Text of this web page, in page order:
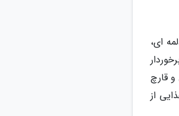
ای،
و قارچ
از